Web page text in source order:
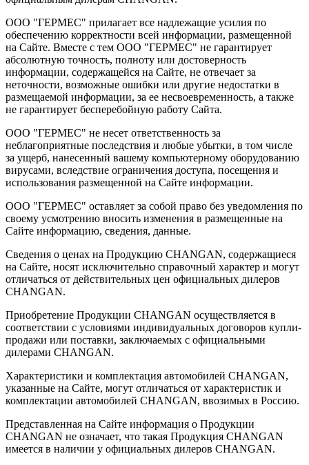
ООО "ГЕРМЕС" прилагает все надлежащие усилия по
обеспечению корректности всей информации, размещенной
на Сайте. Вместе с тем ООО "ГЕРМЕС" не гарантирует
абсолютную точность, полноту или достоверность
информации, содержащейся на Сайте, не отвечает за
неточности, возможные ошибки или другие недостатки в
размещаемой информации, за ее несвоевременность, а также
не гарантирует бесперебойную работу Сайта.
ООО "ГЕРМЕС" не несет ответственность за
неблагоприятные последствия и любые убытки, в том числе
за ущерб, нанесенный вашему компьютерному оборудованию
вирусами, вследствие ограничения доступа, посещения и
использования размещенной на Сайте информации.
ООО "ГЕРМЕС" оставляет за собой право без уведомления по
своему усмотрению вносить изменения в размещенные на
Сайте информацию, сведения, данные.
Сведения о ценах на Продукцию CHANGAN, содержащиеся
на Сайте, носят исключительно справочный характер и могут
отличаться от действительных цен официальных дилеров
CHANGAN.
Приобретение Продукции CHANGAN осуществляется в
соответствии с условиями индивидуальных договоров купли-
продажи или поставки, заключаемых с официальными
дилерами CHANGAN.
Характеристики и комплектация автомобилей CHANGAN,
указанные на Сайте, могут отличаться от характеристик и
комплектации автомобилей CHANGAN, ввозимых в Россию.
Представленная на Сайте информация о Продукции
CHANGAN не означает, что такая Продукция CHANGAN
имеется в наличии у официальных дилеров CHANGAN.